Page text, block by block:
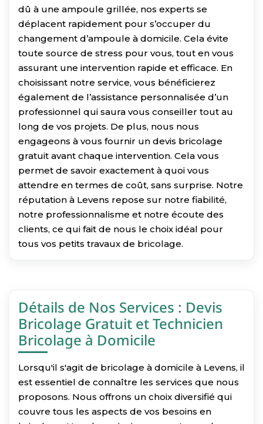
dû à une ampoule grillée, nos experts se
déplacent rapidement pour s’occuper du
changement d’ampoule à domicile. Cela évite
toute source de stress pour vous, tout en vous
assurant une intervention rapide et efficace. En
choisissant notre service, vous bénéficierez
également de l’assistance personnalisée d’un
professionnel qui saura vous conseiller tout au
long de vos projets. De plus, nous nous
engageons à vous fournir un devis bricolage
gratuit avant chaque intervention. Cela vous
permet de savoir exactement à quoi vous
attendre en termes de coût, sans surprise. Notre
réputation à Levens repose sur notre fiabilité,
notre professionnalisme et notre écoute des
clients, ce qui fait de nous le choix idéal pour
tous vos petits travaux de bricolage.
Détails de Nos Services : Devis
Bricolage Gratuit et Technicien
Bricolage à Domicile
Lorsqu'il s'agit de bricolage à domicile à Levens, il
est essentiel de connaître les services que nous
proposons. Nous offrons un choix diversifié qui
couvre tous les aspects de vos besoins en